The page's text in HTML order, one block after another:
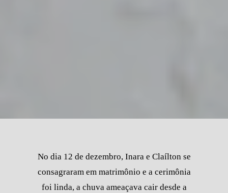
No dia 12 de dezembro, Inara e Claílton se
consagraram em matrimônio e a cerimônia
foi linda, a chuva ameaçava cair desde a